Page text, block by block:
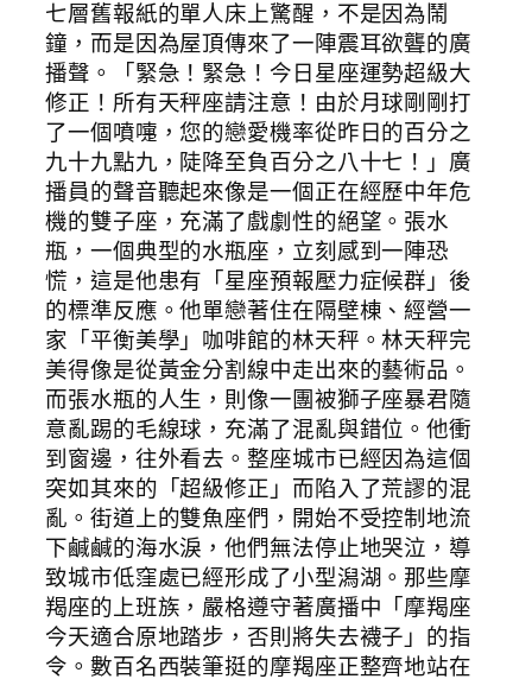
七層舊報紙的單人床上驚醒，不是因為鬧
鐘，而是因為屋頂傳來了一陣震耳欲聾的廣
播聲。「緊急！緊急！今日星座運勢超級大
修正！所有天秤座請注意！由於月球剛剛打
了一個噴嚏，您的戀愛機率從昨日的百分之
九十九點九，陡降至負百分之八十七！」廣
播員的聲音聽起來像是一個正在經歷中年危
機的雙子座，充滿了戲劇性的絕望。張水
瓶，一個典型的水瓶座，立刻感到一陣恐
慌，這是他患有「星座預報壓力症候群」後
的標準反應。他單戀著住在隔壁棟、經營一
家「平衡美學」咖啡館的林天秤。林天秤完
美得像是從黃金分割線中走出來的藝術品。
而張水瓶的人生，則像一團被獅子座暴君隨
意亂踢的毛線球，充滿了混亂與錯位。他衝
到窗邊，往外看去。整座城市已經因為這個
突如其來的「超級修正」而陷入了荒謬的混
亂。街道上的雙魚座們，開始不受控制地流
下鹹鹹的海水淚，他們無法停止地哭泣，導
致城市低窪處已經形成了小型潟湖。那些摩
羯座的上班族，嚴格遵守著廣播中「摩羯座
今天適合原地踏步，否則將失去襪子」的指
令。數百名西裝筆挺的摩羯座正整齊地站在